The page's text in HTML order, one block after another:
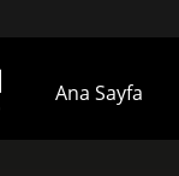
Ana Sayfa